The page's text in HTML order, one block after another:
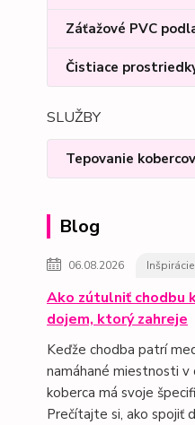
Záťažové PVC
Čistiace
SLUŽBY
Tepovanie
Blog
06.08.2026
Ako zútulniť chodbu
dojem, ktorý zahreje
Keďže chodba patrí
namáhané miestnosti v
koberca má svoje
Prečítajte si, ako spojiť